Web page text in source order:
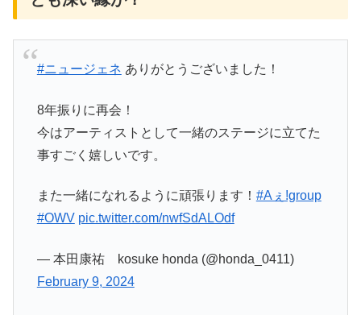
#ニュージェネ ありがとうございました！
8年振りに再会！
今はアーティストとして一緒のステージに立てた
事すごく嬉しいです。
また一緒になれるように頑張ります！ #Aぇǃgroup
#OWV pic.twitter.com/nwfSdALOdf
— 本田康祐 kosuke honda (@honda_0411)
February 9, 2024